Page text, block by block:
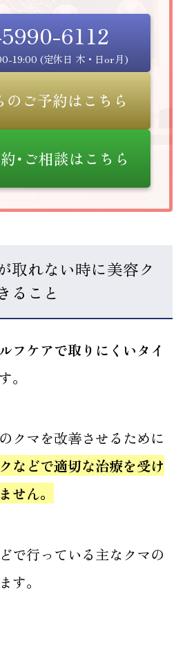
6112
19:00 (定休日 木・日or月)
のご予約はこちら
･ご相談はこちら
取れない時に美容ク
ること
フケアで取りにくいタイ
。
クマを改善させるために
などで適切な治療を受け
せん。
で行っている主なクマの
す。